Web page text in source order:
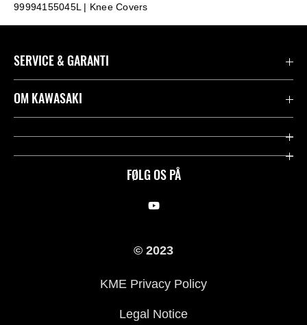
99994155045L | Knee Covers
FØLG OS PÅ
SERVICE & GARANTI
Kontakt
OM KAWASAKI
Mission & værdier
© 2023
KME Privacy Policy
Legal Notice